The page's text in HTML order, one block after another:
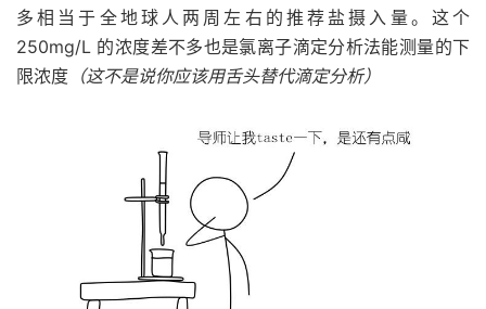
多相当于全地球人两周左右的推荐盐摄入量。这个
250mg/L 的浓度差不多也是氯离子滴定分析法能测量的下
限浓度 （这不是说你应该用舌头替代滴定分析）